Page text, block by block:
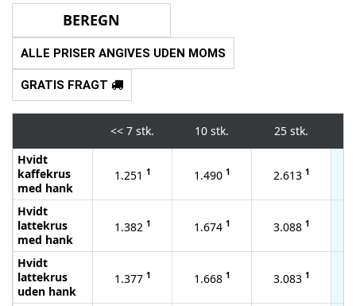
ALLE PRISER ANGIVES UDEN MOMS
GRATIS FRAGT
<< 7 stk. 10 stk. 25 stk.
Hvidt
kaffekrus
med hank
1.251 1 1.490 1 2.613 1
Hvidt
lattekrus
med hank
1.382 1 1.674 1 3.088 1
Hvidt
lattekrus
uden hank
1.377 1 1.668 1 3.083 1